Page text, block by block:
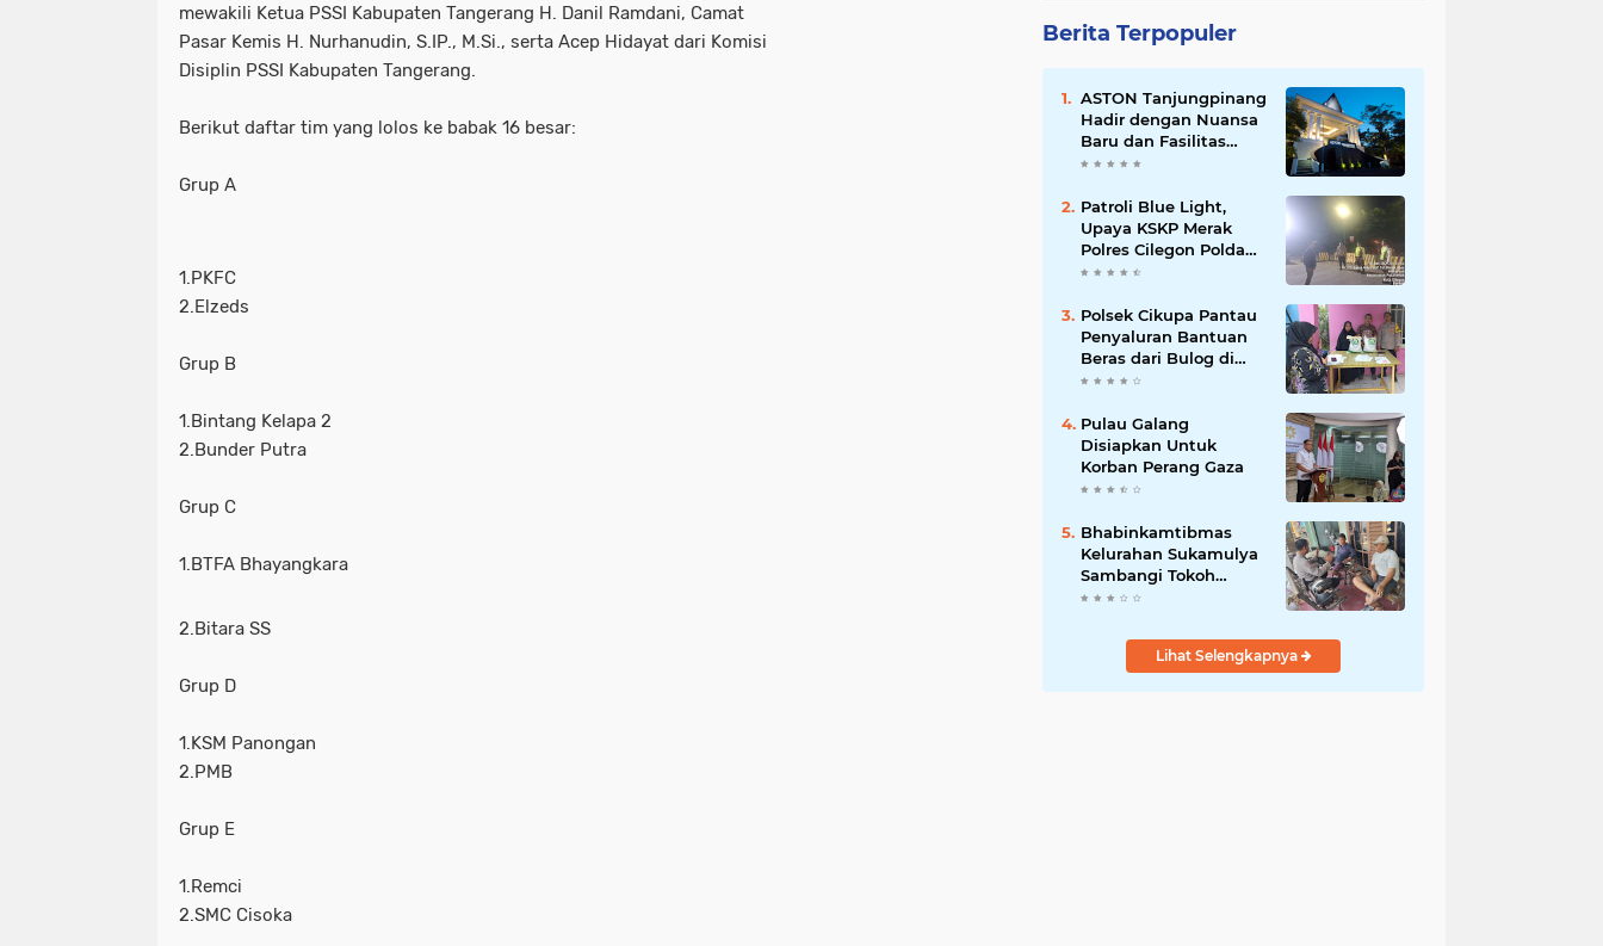
mewakili Ketua PSSI Kabupaten Tangerang H. Danil Ramdani, Camat
Pasar Kemis H. Nurhanudin, S.IP., M.Si., serta Acep Hidayat dari Komisi
Disiplin PSSI Kabupaten Tangerang.
Berikut daftar tim yang lolos ke babak 16 besar:
Grup A
1.PKFC
2.Elzeds
Grup B
1.Bintang Kelapa 2
2.Bunder Putra
Grup C
1.BTFA Bhayangkara
2.Bitara SS
Grup D
1.KSM Panongan
2.PMB
Grup E
1.Remci
2.SMC Cisoka
Berita Terpopuler
ASTON Tanjungpinang
Hadir dengan Nuansa
Baru dan Fasilitas
Lengkap untuk
Patroli Blue Light,
Upaya KSKP Merak
Polres Cilegon Polda
Banten Tekan Aksi
Polsek Cikupa Pantau
Penyaluran Bantuan
Beras dari Bulog di
Desa Pasir Gadung
Pulau Galang
Disiapkan Untuk
Korban Perang Gaza
Bhabinkamtibmas
Kelurahan Sukamulya
Sambangi Tokoh
Masyarakat, Perkuat
Kamtibmas
Lihat Selengkapnya